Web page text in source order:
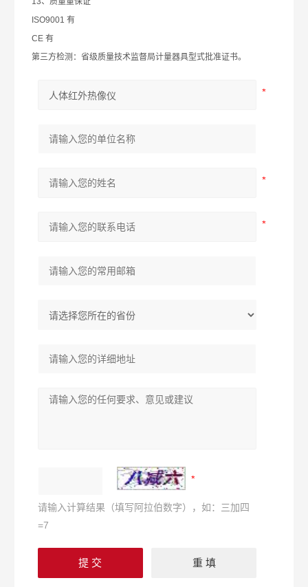
ISO9001有
CE有
第三方检测：省级质量技术监督局计量器具型式批准证书。
请输入计算结果（填写阿拉伯数字），如：三加四
=7